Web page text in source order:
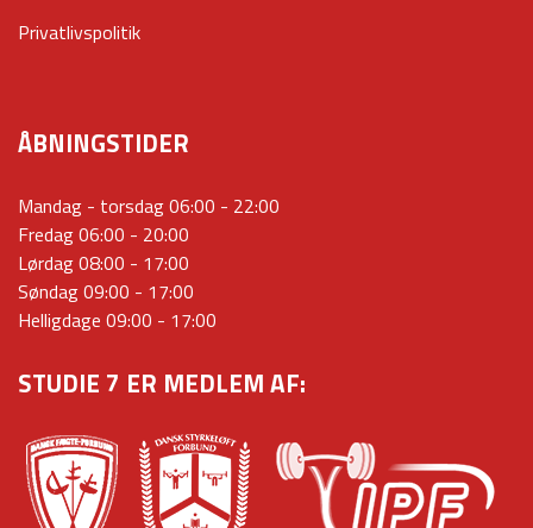
Privatlivspolitik
ÅBNINGSTIDER
Mandag - torsdag 06:00 - 22:00
Fredag 06:00 - 20:00
Lørdag 08:00 - 17:00
Søndag 09:00 - 17:00
Helligdage 09:00 - 17:00
STUDIE 7 ER MEDLEM AF: